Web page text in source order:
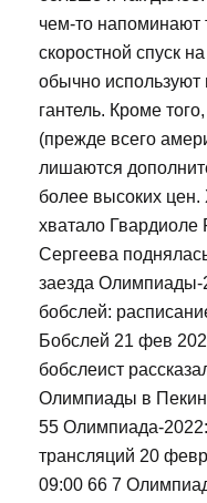
чем-то напоминают
скоростной спуск
обычно используют
гантель. Кроме
(прежде всего
лишаются
более высоких
хватало Гвардиоле
Сергеева
заезда
бобслей:
Бобслей 21 фев
бобслеист
Олимпиады в
55 Олимпиада-
трансляций 20
09:00 66 7